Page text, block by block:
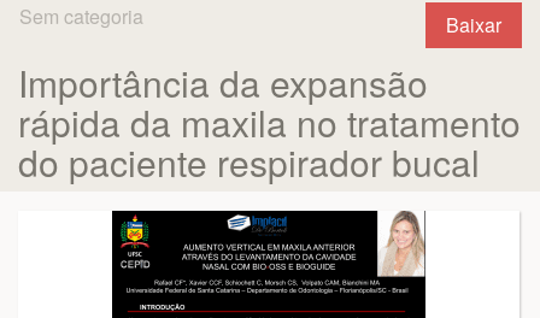
Baixar
Sem categoria
Importância da expansão
rápida da maxila no tratamento
do paciente respirador bucal